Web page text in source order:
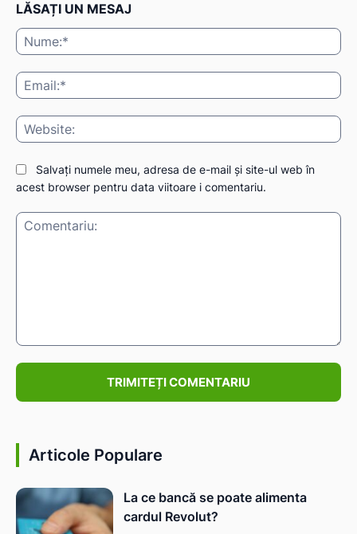
LĂSAȚI UN MESAJ
Salvați numele meu, adresa de e-mail și site-ul web în
acest browser pentru data viitoare i comentariu.
Articole Populare
La ce bancă se poate alimenta
cardul Revolut?